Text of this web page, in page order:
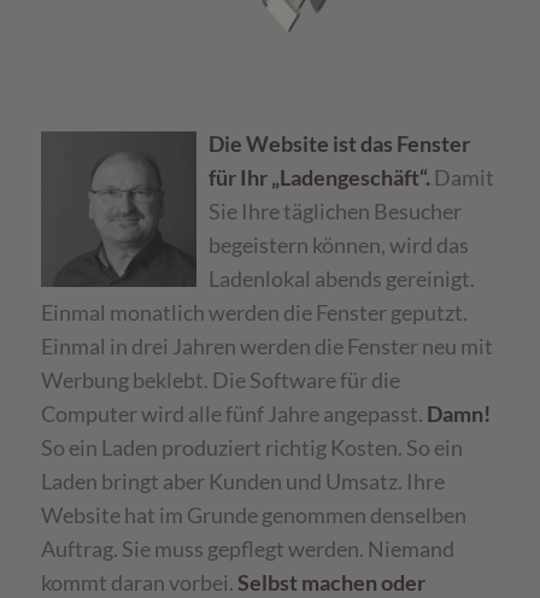
Die Website ist das Fenster
für Ihr „Ladengeschäft“. Damit
Sie Ihre täglichen Besucher
begeistern können, wird das
Ladenlokal abends gereinigt.
Einmal monatlich werden die Fenster geputzt.
Einmal in drei Jahren werden die Fenster neu mit
Werbung beklebt. Die Software für die
Computer wird alle fünf Jahre angepasst. Damn!
So ein Laden produziert richtig Kosten. So ein
Laden bringt aber Kunden und Umsatz. Ihre
Website hat im Grunde genommen denselben
Auftrag. Sie muss gepflegt werden. Niemand
kommt daran vorbei.Selbst machen oder